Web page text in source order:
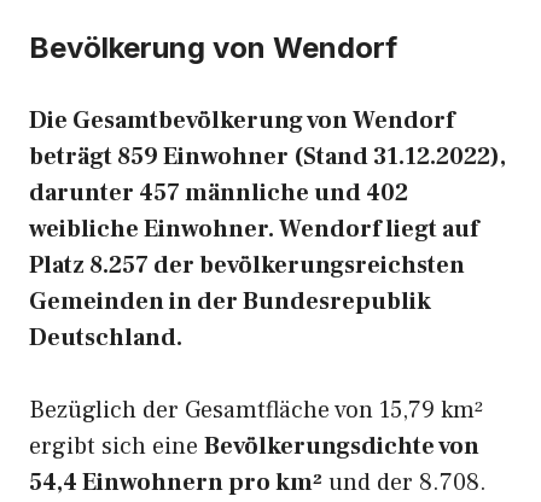
Bevölkerung von Wendorf
Die Gesamtbevölkerung von Wendorf
beträgt 859 Einwohner (Stand 31.12.2022),
darunter 457 männliche und 402
weibliche Einwohner. Wendorf liegt auf
Platz 8.257 der bevölkerungsreichsten
Gemeinden in der Bundesrepublik
Deutschland.
Bezüglich der Gesamtfläche von 15,79 km²
ergibt sich eine Bevölkerungsdichte von
54,4 Einwohnern pro km² und der 8.708.